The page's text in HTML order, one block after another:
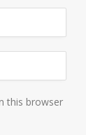
this browser